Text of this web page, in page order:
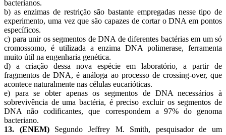
bacterianos.
b) as enzimas de restrição são bastante empregadas nesse tipo de
experimento, uma vez que são capazes de cortar o DNA em pontos
específicos.
c) para unir os segmentos de DNA de diferentes bactérias em um só
cromossomo, é utilizada a enzima DNA polimerase, ferramenta
muito útil na engenharia genética.
d) a criação dessa nova espécie em laboratório, a partir de
fragmentos de DNA, é análoga ao processo de crossing-over, que
acontece naturalmente nas células eucarióticas.
e) para se obter apenas os segmentos de DNA necessários à
sobrevivência de uma bactéria, é preciso excluir os segmentos de
DNA não codificantes, que correspondem a 97% do genoma
bacteriano.
13. (ENEM)Segundo Jeffrey M. Smith, pesquisador de um